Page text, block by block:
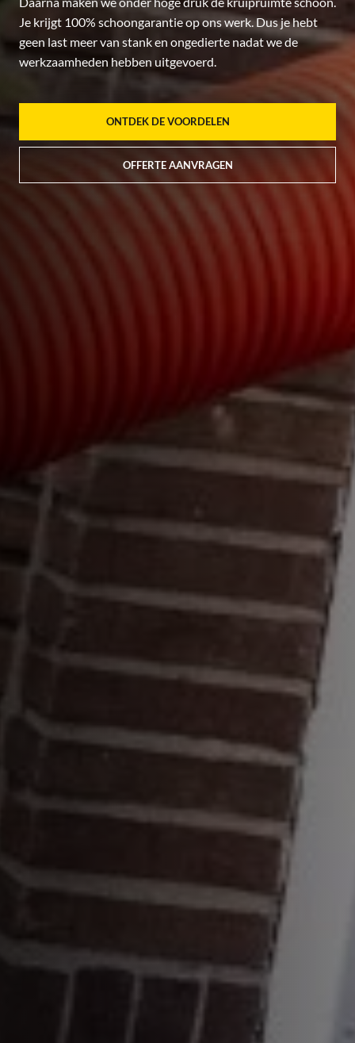
Je krijgt 100% schoongarantie op ons werk. Dus je hebt
geen last meer van stank en ongedierte nadat we de
werkzaamheden hebben uitgevoerd.
ONTDEK DE VOORDELEN
OFFERTE AANVRAGEN